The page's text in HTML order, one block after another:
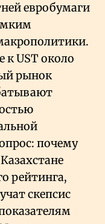
евробумаги
к UST около
рынок
почему
рейтинга,
скепсис